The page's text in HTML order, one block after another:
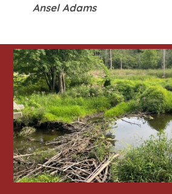
Ansel Adams